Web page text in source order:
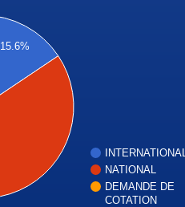
INTERNATIONAL
NATIONAL
DEMANDE DE
COTATION
15.6%